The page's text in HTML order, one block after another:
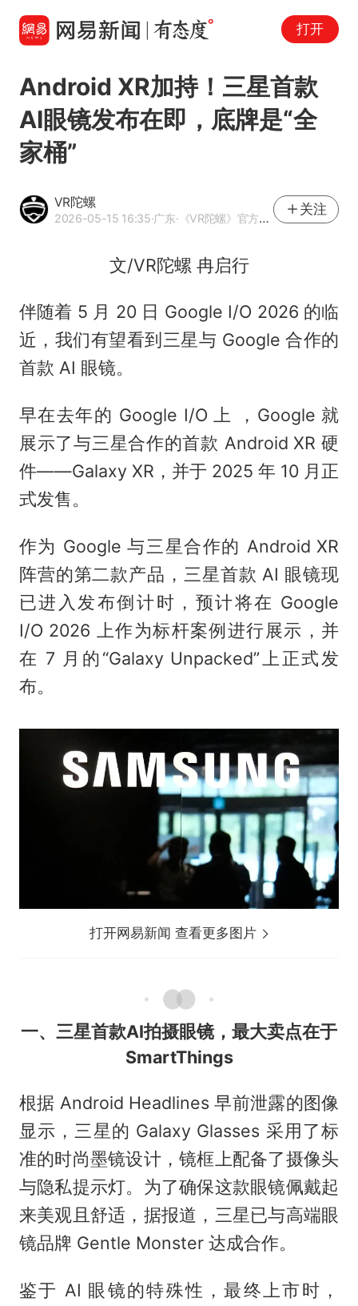
打开
Android XR加持！三星首款
AI眼镜发布在即，底牌是“全
家桶”
VR陀螺
2026-05-15 16:35·广东·《VR陀螺》官方网易号
关注
文/VR陀螺 冉启行
伴随着 5 月 20 日 Google I/O 2026 的临
近，我们有望看到三星与 Google 合作的
首款 AI 眼镜。
早在去年的 Google I/O 上 ，Google 就
展示了与三星合作的首款 Android XR 硬
件——Galaxy XR，并于 2025 年 10 月正
式发售。
作为 Google 与三星合作的 Android XR
阵营的第二款产品，三星首款 AI 眼镜现
已进入发布倒计时，预计将在 Google
I/O 2026 上作为标杆案例进行展示，并
在 7 月的“Galaxy Unpacked”上正式发
布。
打开网易新闻 查看更多图片
一、三星首款AI拍摄眼镜，最大卖点在于
SmartThings
根据 Android Headlines 早前泄露的图像
显示，三星的 Galaxy Glasses 采用了标
准的时尚墨镜设计，镜框上配备了摄像头
与隐私提示灯。为了确保这款眼镜佩戴起
来美观且舒适，据报道，三星已与高端眼
镜品牌 Gentle Monster 达成合作。
鉴于 AI 眼镜的特殊性，最终上市时，